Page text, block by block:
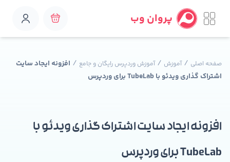
پروان وب
صفحه اصلی /آموزش /آموزش وردپرس رایگان و جامع / افزونه ایجاد سایت
اشتراک گذاری ویدئو با TubeLab برای وردپرس
افزونه ایجاد سایت اشتراک گذاری ویدئو با
TubeLab برای وردپرس